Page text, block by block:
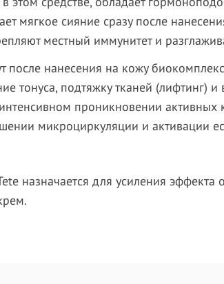
мягкое сияние сразу после
местный иммунитет и
нанесения на кожу
тонуса, подтяжку тканей (лифтинг)
интенсивном проникновении
микроциркуляции и активации
назначается для усиления